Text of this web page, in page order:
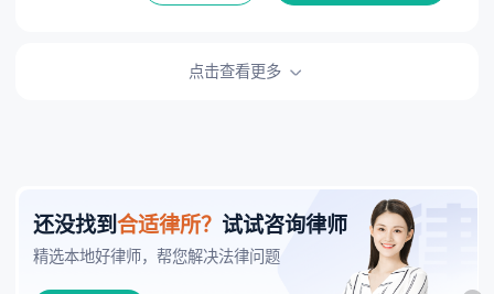
点击查看更多
还没找到合适律所？ 试试咨询律师
精选本地好律师，帮您解决法律问题